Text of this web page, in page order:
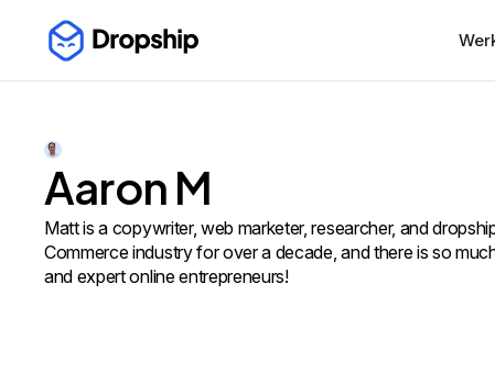
Aaron M
Matt is a copywriter, web marketer, researcher, and
Commerce industry for over a decade, and there is so
and expert online entrepreneurs!